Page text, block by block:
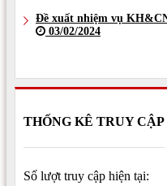
Đề xuất nhiệm vụ
03/02/2024
THỐNG KÊ TRUY CẬP
Số lượt truy cập hiện tại: